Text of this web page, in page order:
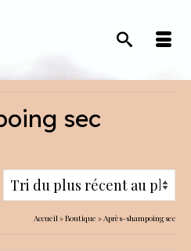
sec
Accueil»Boutique »Après-shampoing sec